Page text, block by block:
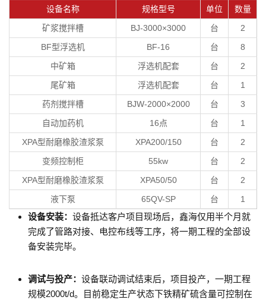
设备名称 规格型号 单位
数量
矿浆搅拌槽
BJ-3000×3000 台
2
BF型浮选机
BF-16 台
8
中矿箱
浮选机配套 台
2
尾矿箱
浮选机配套 台
1
药剂搅拌槽
BJW-2000×2000 台
3
自动加药机
16点 台
1
XPA型耐磨橡胶渣浆泵
XPA200/150 台
2
变频控制柜
55kw 台
2
XPA型耐磨橡胶渣浆泵
XPA50/50 台
2
液下泵
65QV-SP 台 1
设备安装： 设备抵达客户项目现场后，鑫海仅用半个月就
完成了管路对接、电控布线等工序，将一期工程的全部设
备安装完毕。
调试与投产： 设备联动调试结束后，项目投产，一期工程
规模2000t/d。目前稳定生产状态下铁精矿硫含量可控制在